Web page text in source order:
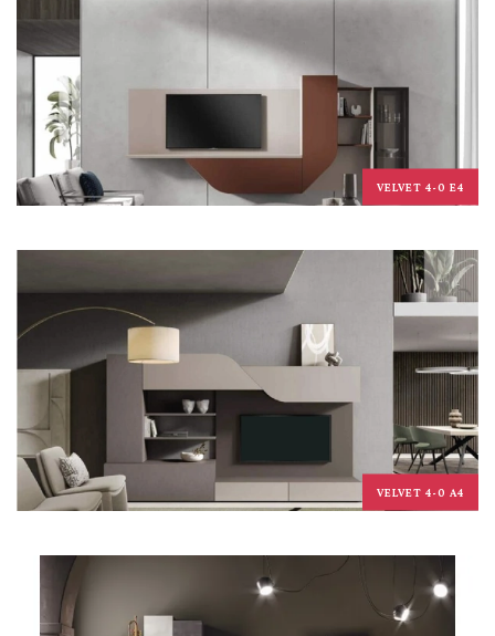
VELVET 4-0 E4
VELVET 4-0 A4